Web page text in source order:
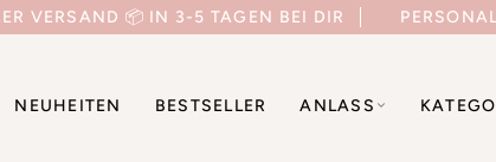
VERSAND 📦 IN 3-5 TAGEN BEI DIR
NEUHEITEN BESTSELLER ANLASS